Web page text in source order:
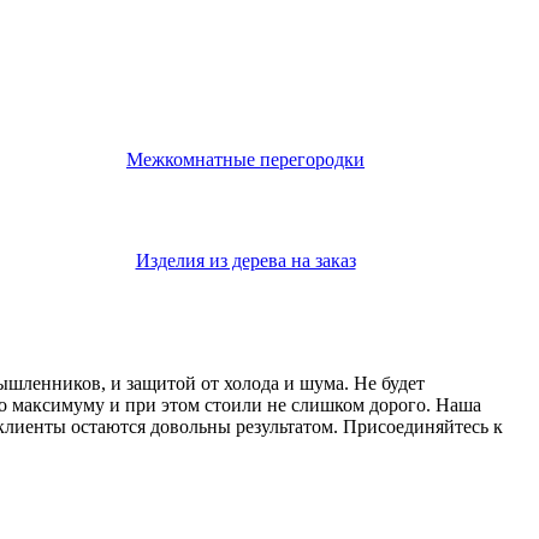
Межкомнатные перегородки
Изделия из дерева на заказ
и защитой от холода и шума. Не будет
максимуму и при этом стоили не слишком дорого. Наша
остаются довольны результатом. Присоединяйтесь к